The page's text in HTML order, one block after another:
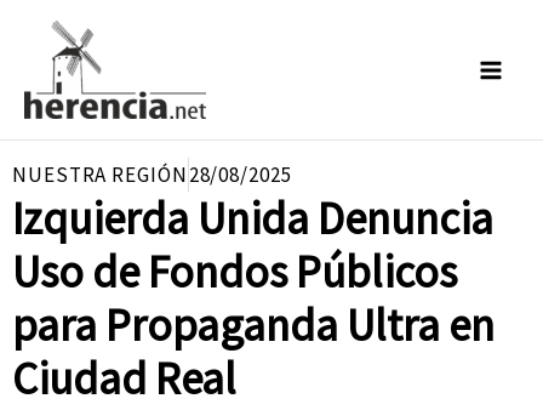
contenido
NUESTRA REGIÓN28/08/2025
Izquierda Unida Denuncia
Uso de Fondos Públicos
para Propaganda Ultra en
Ciudad Real